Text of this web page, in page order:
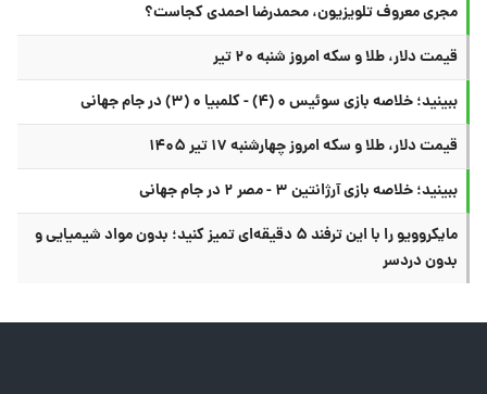
مجری معروف تلویزیون، محمدرضا احمدی کجاست؟
قیمت دلار، طلا و سکه امروز شنبه ۲۰ تیر
ببینید؛ خلاصه بازی سوئیس ۰ (۴) - کلمبیا ۰ (۳) در جام جهانی
قیمت دلار، طلا و سکه امروز چهارشنبه ۱۷ تیر ۱۴۰۵
ببینید؛ خلاصه بازی آرژانتین ۳ - مصر ۲ در جام جهانی
مایکروویو را با این ترفند ۵ دقیقه‌ای تمیز کنید؛ بدون مواد شیمیایی و
بدون دردسر